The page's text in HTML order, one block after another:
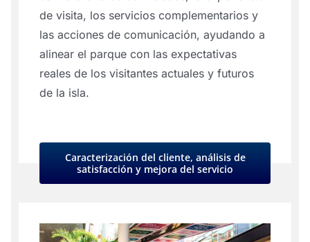
de visita, los servicios complementarios y
las acciones de comunicación, ayudando a
alinear el parque con las expectativas
reales de los visitantes actuales y futuros
de la isla.
Caracterización del cliente, análisis de
satisfacción y mejora del servicio